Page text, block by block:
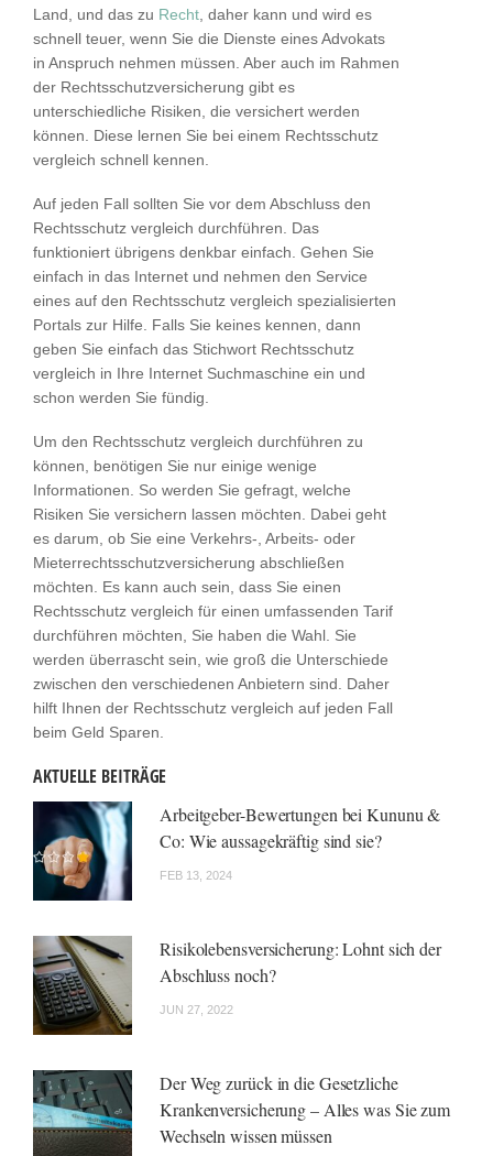
Land, und das zu Recht , daher kann und wird es
schnell teuer, wenn Sie die Dienste eines Advokats
in Anspruch nehmen müssen. Aber auch im Rahmen
der Rechtsschutzversicherung gibt es
unterschiedliche Risiken, die versichert werden
können. Diese lernen Sie bei einem Rechtsschutz
vergleich schnell kennen.
Auf jeden Fall sollten Sie vor dem Abschluss den
Rechtsschutz vergleich durchführen. Das
funktioniert übrigens denkbar einfach. Gehen Sie
einfach in das Internet und nehmen den Service
eines auf den Rechtsschutz vergleich spezialisierten
Portals zur Hilfe. Falls Sie keines kennen, dann
geben Sie einfach das Stichwort Rechtsschutz
vergleich in Ihre Internet Suchmaschine ein und
schon werden Sie fündig.
Um den Rechtsschutz vergleich durchführen zu
können, benötigen Sie nur einige wenige
Informationen. So werden Sie gefragt, welche
Risiken Sie versichern lassen möchten. Dabei geht
es darum, ob Sie eine Verkehrs-, Arbeits- oder
Mieterrechtsschutzversicherung abschließen
möchten. Es kann auch sein, dass Sie einen
Rechtsschutz vergleich für einen umfassenden Tarif
durchführen möchten, Sie haben die Wahl. Sie
werden überrascht sein, wie groß die Unterschiede
zwischen den verschiedenen Anbietern sind. Daher
hilft Ihnen der Rechtsschutz vergleich auf jeden Fall
beim Geld Sparen.
AKTUELLE BEITRÄGE
Arbeitgeber-Bewertungen bei Kununu &
Co: Wie aussagekräftig sind sie?
FEB 13, 2024
Risikolebensversicherung: Lohnt sich der
Abschluss noch?
JUN 27, 2022
Der Weg zurück in die Gesetzliche
Krankenversicherung – Alles was Sie zum
Wechseln wissen müssen